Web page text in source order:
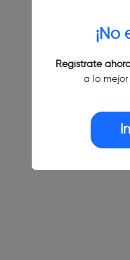
¡No
Regístrate
a lo